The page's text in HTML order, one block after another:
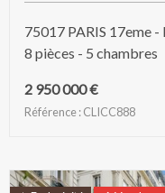
75017 PARIS 17eme
8 pièces - 5 chambres
2 950 000 €
Référence : CLICC888